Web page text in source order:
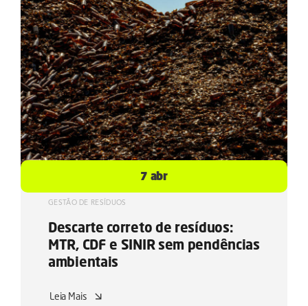
7 abr
GESTÃO DE RESÍDUOS
Descarte correto de resíduos:
MTR, CDF e SINIR sem pendências
ambientais
Leia Mais